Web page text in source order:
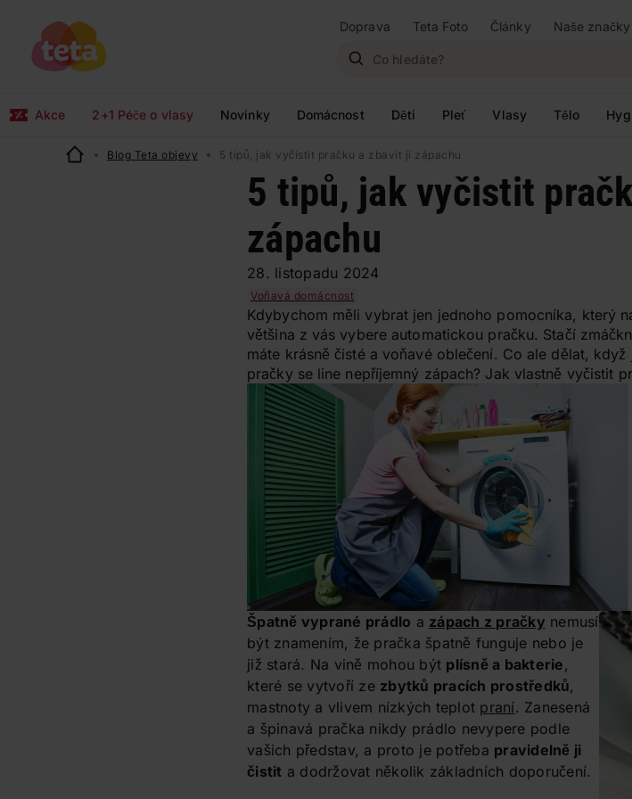
Doprava Teta Foto Články Naše značky
Akce 2+1 Péče o vlasy Novinky Domácnost Děti Pleť Vlasy Tělo
Blog Teta objevy 5 tipů, jak vyčistit pračku a zbavit ji zápachu
5 tipů, jak vyčistit
zápachu
28. listopadu 2024
Voňavá domácnost
Kdybychom měli vybrat jen jednoho pomocníka, který
většina z vás vybere automatickou pračku. Stačí
máte krásně čisté a voňavé oblečení. Co ale dělat,
pračky se line nepříjemný zápach? Jak vlastně vyčistit
Špatně vyprané prádlo a zápach z pračky nemusí
být znamením, že pračka špatně funguje nebo je
již stará. Na vině mohou být plísně a bakterie,
které se vytvoří ze zbytků pracích prostředků,
mastnoty a vlivem nízkých teplot praní. Zanesená
a špinavá pračka nikdy prádlo nevypere podle
vašich představ, a proto je potřeba pravidelně ji
čistit a dodržovat několik základních doporučení.